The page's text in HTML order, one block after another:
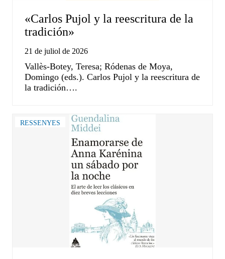
«Carlos Pujol y la reescritura de la
tradición»
21 de juliol de 2026
Vallès-Botey, Teresa; Ródenas de Moya,
Domingo (eds.). Carlos Pujol y la reescritura de
la tradición….
RESSENYES